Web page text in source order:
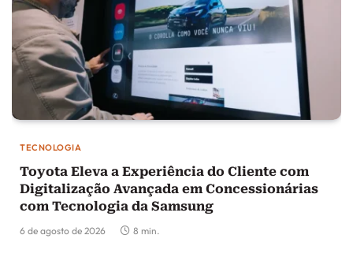
TECNOLOGIA
Toyota Eleva a Experiência do Cliente com
Digitalização Avançada em Concessionárias
com Tecnologia da Samsung
6 de agosto de 2026 8 min.